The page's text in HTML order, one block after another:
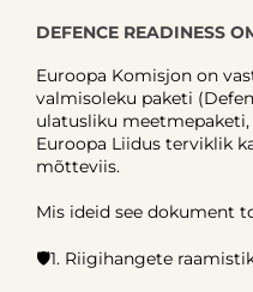
DEFENCE READINESS
Euroopa Komisjon on
valmisoleku paketi
ulatusliku
Euroopa Liidus terviklik
mõtteviis.
Mis ideid see dokument
🛡️1. Riigihangete